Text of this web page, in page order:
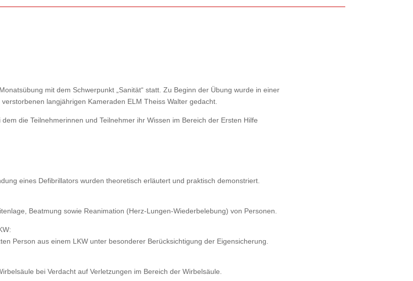
mit dem Schwerpunkt „Sanität“ statt. Zu Beginn der Übung wurde in einer
langjährigen Kameraden ELM Theiss Walter gedacht.
die Teilnehmerinnen und Teilnehmer ihr Wissen im Bereich der Ersten Hilfe
eines Defibrillators wurden theoretisch erläutert und praktisch demonstriert.
Beatmung sowie Reanimation (Herz-Lungen-Wiederbelebung) von Personen.
Person aus einem LKW unter besonderer Berücksichtigung der Eigensicherung.
bei Verdacht auf Verletzungen im Bereich der Wirbelsäule.